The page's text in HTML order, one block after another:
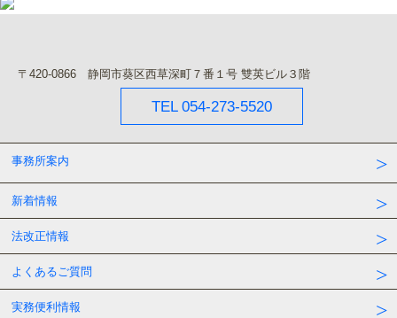
〒420‐0866 静岡市葵区西草深町７番１号 雙英ビル３階
TEL 054-273-5520
事務所案内
新着情報
法改正情報
よくあるご質問
実務便利情報